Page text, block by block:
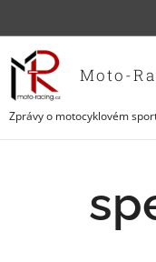
Moto-
Zprávy o motocyklovém